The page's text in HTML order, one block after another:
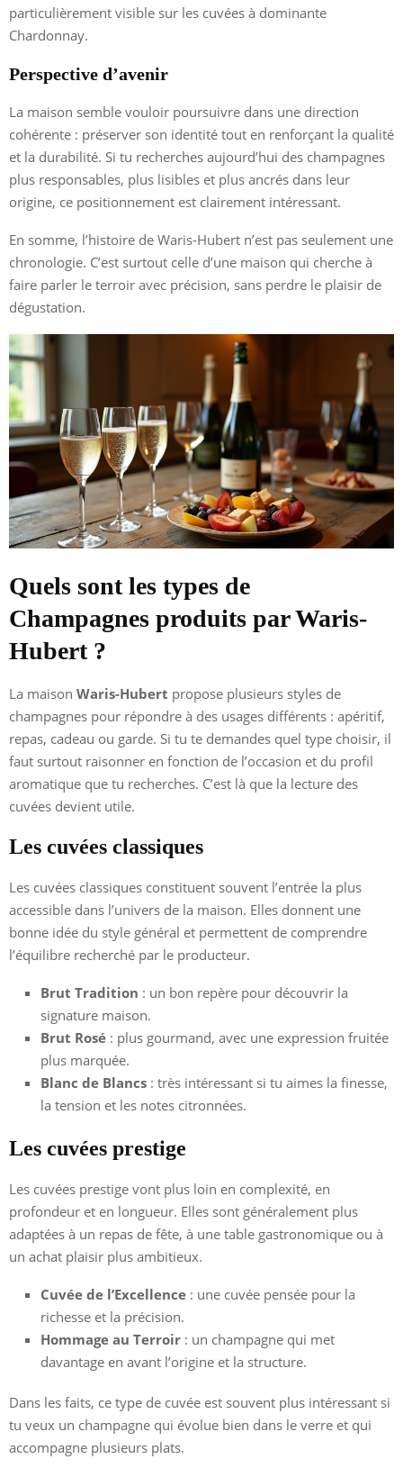
particulièrement visible sur les cuvées à dominante
Chardonnay.
Perspective d’avenir
La maison semble vouloir poursuivre dans une direction
cohérente : préserver son identité tout en renforçant la qualité
et la durabilité. Si tu recherches aujourd’hui des champagnes
plus responsables, plus lisibles et plus ancrés dans leur
origine, ce positionnement est clairement intéressant.
En somme, l’histoire de Waris-Hubert n’est pas seulement une
chronologie. C’est surtout celle d’une maison qui cherche à
faire parler le terroir avec précision, sans perdre le plaisir de
dégustation.
Quels sont les types de
Champagnes produits par Waris-
Hubert ?
La maison Waris-Hubert propose plusieurs styles de
champagnes pour répondre à des usages différents : apéritif,
repas, cadeau ou garde. Si tu te demandes quel type choisir, il
faut surtout raisonner en fonction de l’occasion et du profil
aromatique que tu recherches. C’est là que la lecture des
cuvées devient utile.
Les cuvées classiques
Les cuvées classiques constituent souvent l’entrée la plus
accessible dans l’univers de la maison. Elles donnent une
bonne idée du style général et permettent de comprendre
l’équilibre recherché par le producteur.
Brut Tradition : un bon repère pour découvrir la
signature maison.
Brut Rosé : plus gourmand, avec une expression fruitée
plus marquée.
Blanc de Blancs : très intéressant si tu aimes la finesse,
la tension et les notes citronnées.
Les cuvées prestige
Les cuvées prestige vont plus loin en complexité, en
profondeur et en longueur. Elles sont généralement plus
adaptées à un repas de fête, à une table gastronomique ou à
un achat plaisir plus ambitieux.
Cuvée de l’Excellence : une cuvée pensée pour la
richesse et la précision.
Hommage au Terroir : un champagne qui met
davantage en avant l’origine et la structure.
Dans les faits, ce type de cuvée est souvent plus intéressant si
tu veux un champagne qui évolue bien dans le verre et qui
accompagne plusieurs plats.